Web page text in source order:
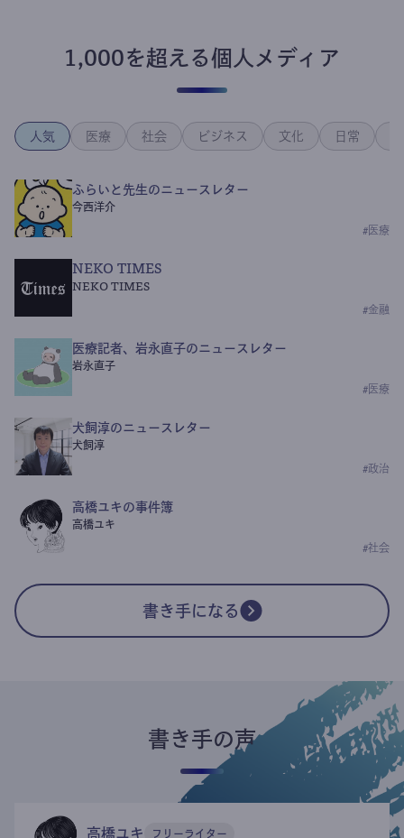
1,000を超える個人メディア
人気 医療 社会 ビジネス 文化 日常
ふらいと先生のニュースレター
今西洋介
# 医療
NEKO TIMES
NEKO TIMES
#金融
医療記者、岩永直子のニュースレター
岩永直子
# 医療
犬飼淳のニュースレター
犬飼淳
#政治
高橋ユキの事件簿
高橋ユキ
#社会
書き手になる
書き手の声
高橋ユキ フリーライター